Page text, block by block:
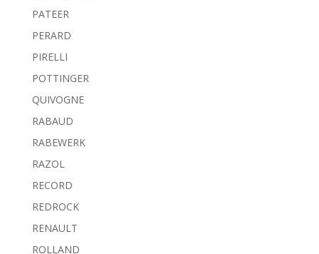
PATEER
PERARD
PIRELLI
POTTINGER
QUIVOGNE
RABAUD
RABEWERK
RAZOL
RECORD
REDROCK
RENAULT
ROLLAND